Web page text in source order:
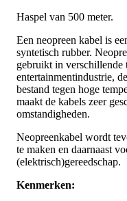
Haspel van 500 meter.
Een neopreen kabel is
syntetisch rubber.
gebruikt in verschillende
entertainmentindustrie,
bestand tegen hoge
maakt de kabels zeer
omstandigheden.
Neopreenkabel wordt
te maken en daarnaast
(elektrisch)gereedschap.
Kenmerken: